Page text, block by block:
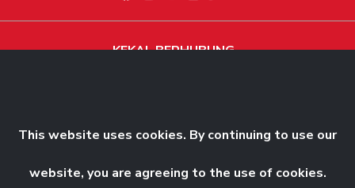
KEKAL BERHUBUNG
This website uses cookies. By continuing to use our
website, you are agreeing to the use of cookies.